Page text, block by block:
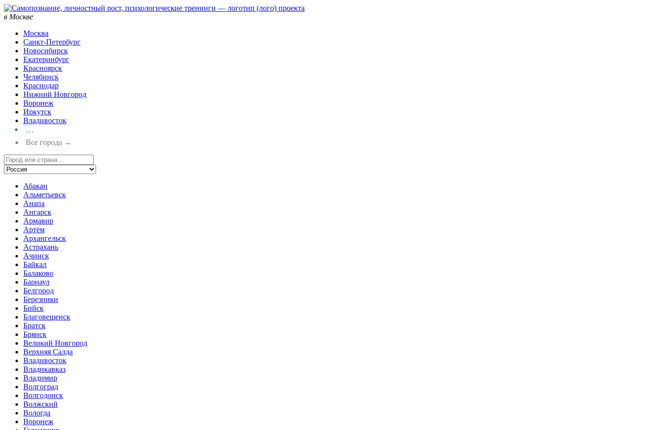
в Москве
Москва
Санкт-Петербург
Новосибирск
Екатеринбург
Красноярск
Челябинск
Краснодар
Нижний Новгород
Воронеж
Иркутск
Владивосток
…
Все города →
Абакан
Альметьевск
Анапа
Ангарск
Армавир
Артём
Архангельск
Астрахань
Ачинск
Байкал
Балаково
Барнаул
Белгород
Березники
Бийск
Благовещенск
Братск
Брянск
Великий Новгород
Верхняя Салда
Владивосток
Владикавказ
Владимир
Волгоград
Волгодонск
Волжский
Вологда
Воронеж